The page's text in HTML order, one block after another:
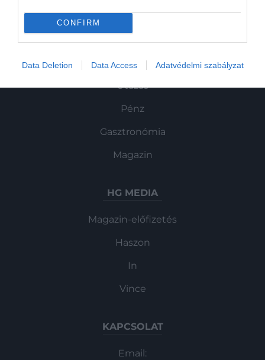
CONFIRM
Data Deletion Data Access Adatvédelmi szabályzat
ROVATOK
Kultúra
Tudomány
Utazás
Pénz
Gasztronómia
Magazin
HG MEDIA
Magazin-előfizetés
Haszon
In
Vince
KAPCSOLAT
Email: